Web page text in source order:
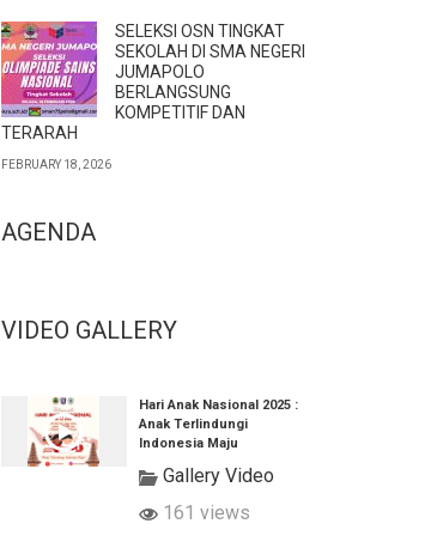
SELEKSI OSN TINGKAT
SEKOLAH DI SMA NEGERI
JUMAPOLO
BERLANGSUNG
KOMPETITIF DAN
TERARAH
FEBRUARY 18, 2026
AGENDA
VIDEO GALLERY
Hari Anak Nasional 2025 :
Anak Terlindungi
Indonesia Maju
Gallery Video
161 views